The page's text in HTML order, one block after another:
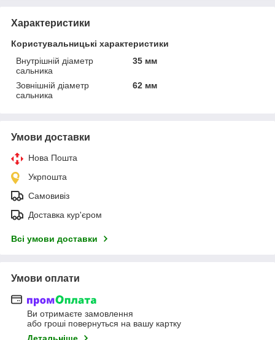
Характеристики
Користувальницькі характеристики
Внутрішній діаметр
сальника
35 мм
Зовнішній діаметр
сальника
62 мм
Умови доставки
Нова Пошта
Укрпошта
Самовивіз
Доставка кур'єром
Всі умови доставки
Умови оплати
Ви отримаєте замовлення
або гроші повернуться на вашу картку